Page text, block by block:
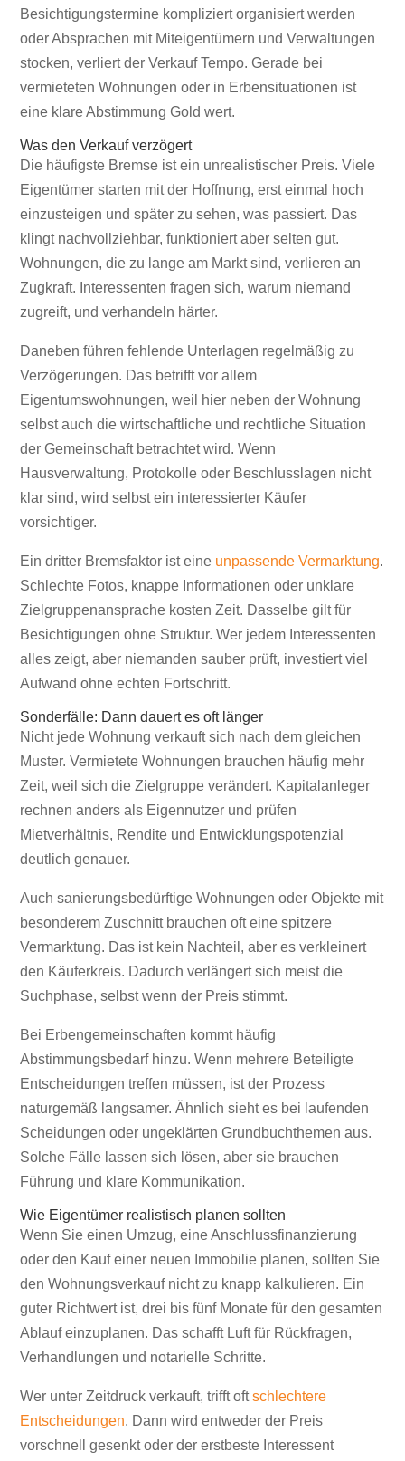
Besichtigungstermine kompliziert organisiert werden
oder Absprachen mit Miteigentümern und Verwaltungen
stocken, verliert der Verkauf Tempo. Gerade bei
vermieteten Wohnungen oder in Erbensituationen ist
eine klare Abstimmung Gold wert.
Was den Verkauf verzögert
Die häufigste Bremse ist ein unrealistischer Preis. Viele
Eigentümer starten mit der Hoffnung, erst einmal hoch
einzusteigen und später zu sehen, was passiert. Das
klingt nachvollziehbar, funktioniert aber selten gut.
Wohnungen, die zu lange am Markt sind, verlieren an
Zugkraft. Interessenten fragen sich, warum niemand
zugreift, und verhandeln härter.
Daneben führen fehlende Unterlagen regelmäßig zu
Verzögerungen. Das betrifft vor allem
Eigentumswohnungen, weil hier neben der Wohnung
selbst auch die wirtschaftliche und rechtliche Situation
der Gemeinschaft betrachtet wird. Wenn
Hausverwaltung, Protokolle oder Beschlusslagen nicht
klar sind, wird selbst ein interessierter Käufer
vorsichtiger.
Ein dritter Bremsfaktor ist eine unpassende Vermarktung.
Schlechte Fotos, knappe Informationen oder unklare
Zielgruppenansprache kosten Zeit. Dasselbe gilt für
Besichtigungen ohne Struktur. Wer jedem Interessenten
alles zeigt, aber niemanden sauber prüft, investiert viel
Aufwand ohne echten Fortschritt.
Sonderfälle: Dann dauert es oft länger
Nicht jede Wohnung verkauft sich nach dem gleichen
Muster. Vermietete Wohnungen brauchen häufig mehr
Zeit, weil sich die Zielgruppe verändert. Kapitalanleger
rechnen anders als Eigennutzer und prüfen
Mietverhältnis, Rendite und Entwicklungspotenzial
deutlich genauer.
Auch sanierungsbedürftige Wohnungen oder Objekte mit
besonderem Zuschnitt brauchen oft eine spitzere
Vermarktung. Das ist kein Nachteil, aber es verkleinert
den Käuferkreis. Dadurch verlängert sich meist die
Suchphase, selbst wenn der Preis stimmt.
Bei Erbengemeinschaften kommt häufig
Abstimmungsbedarf hinzu. Wenn mehrere Beteiligte
Entscheidungen treffen müssen, ist der Prozess
naturgemäß langsamer. Ähnlich sieht es bei laufenden
Scheidungen oder ungeklärten Grundbuchthemen aus.
Solche Fälle lassen sich lösen, aber sie brauchen
Führung und klare Kommunikation.
Wie Eigentümer realistisch planen sollten
Wenn Sie einen Umzug, eine Anschlussfinanzierung
oder den Kauf einer neuen Immobilie planen, sollten Sie
den Wohnungsverkauf nicht zu knapp kalkulieren. Ein
guter Richtwert ist, drei bis fünf Monate für den gesamten
Ablauf einzuplanen. Das schafft Luft für Rückfragen,
Verhandlungen und notarielle Schritte.
Wer unter Zeitdruck verkauft, trifft oftschlechtere
Entscheidungen. Dann wird entweder der Preis
vorschnell gesenkt oder der erstbeste Interessent